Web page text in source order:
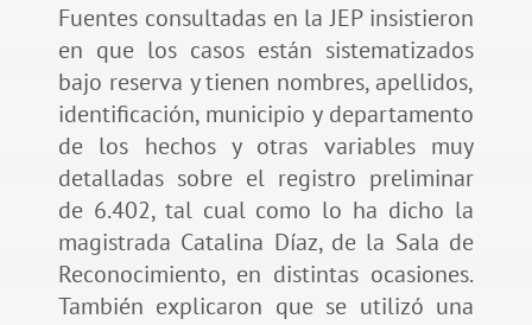
Fuentes consultadas en la JEP insistieron
en que los casos están sistematizados
bajo reserva y tienen nombres, apellidos,
identificación, municipio y departamento
de los hechos y otras variables muy
detalladas sobre el registro preliminar
de 6.402, tal cual como lo ha dicho la
magistrada Catalina Díaz, de la Sala de
Reconocimiento, en distintas ocasiones.
También explicaron que se utilizó una